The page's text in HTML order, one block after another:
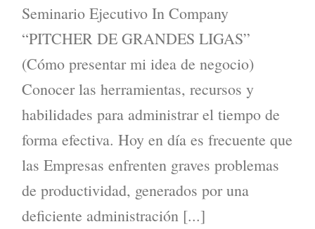
Seminario Ejecutivo In Company
“PITCHER DE GRANDES LIGAS”
(Cómo presentar mi idea de negocio)
Conocer las herramientas, recursos y
habilidades para administrar el tiempo de
forma efectiva. Hoy en día es frecuente que
las Empresas enfrenten graves problemas
de productividad, generados por una
deficiente administración [...]